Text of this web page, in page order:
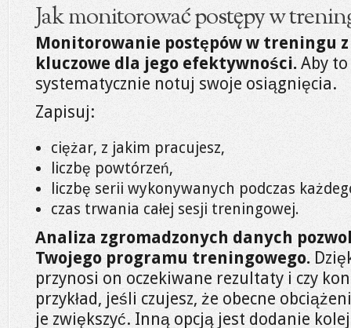
Jak monitorować postępy w
Monitorowanie postępów w treningu
kluczowe dla jego efektywności. Aby
systematycznie notuj swoje osiągnięcia.
Zapisuj:
ciężar, z jakim pracujesz,
liczbę powtórzeń,
liczbę serii wykonywanych podczas
czas trwania całej sesji treningowej.
Analiza zgromadzonych danych
Twojego programu treningowego.
przynosi on oczekiwane rezultaty i czy
przykład, jeśli czujesz, że obecne
je zwiększyć. Inną opcją jest dodanie